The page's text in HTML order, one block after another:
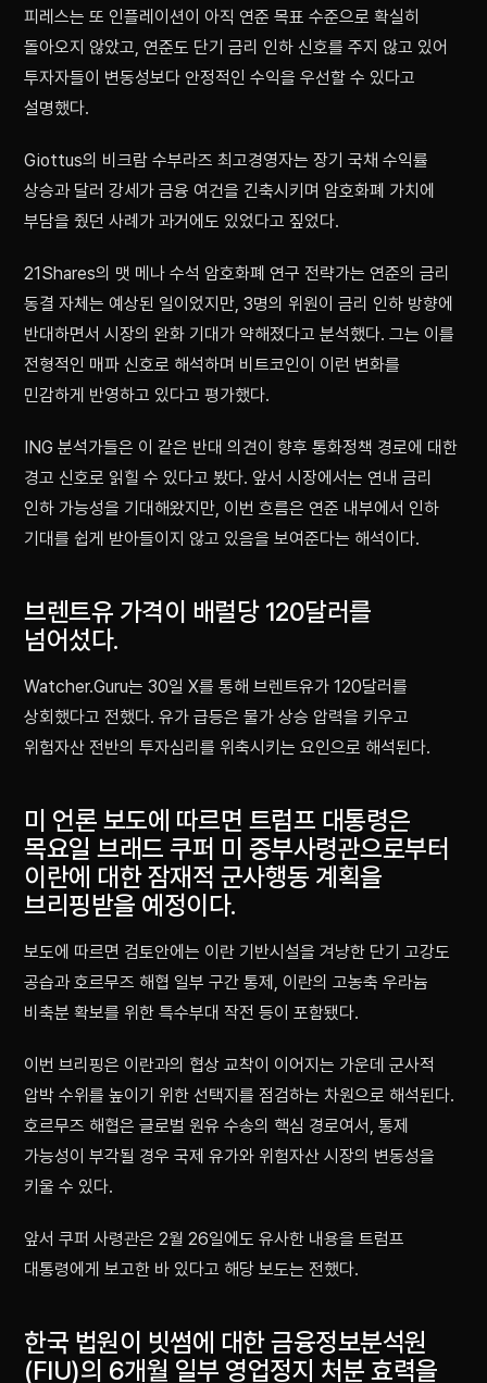
피레스는 또 인플레이션이 아직 연준 목표 수준으로 확실히
돌아오지 않았고, 연준도 단기 금리 인하 신호를 주지 않고 있어
투자자들이 변동성보다 안정적인 수익을 우선할 수 있다고
설명했다.
Giottus의 비크람 수부라즈 최고경영자는 장기 국채 수익률
상승과 달러 강세가 금융 여건을 긴축시키며 암호화폐 가치에
부담을 줬던 사례가 과거에도 있었다고 짚었다.
21Shares의 맷 메나 수석 암호화폐 연구 전략가는 연준의 금리
동결 자체는 예상된 일이었지만, 3명의 위원이 금리 인하 방향에
반대하면서 시장의 완화 기대가 약해졌다고 분석했다. 그는 이를
전형적인 매파 신호로 해석하며 비트코인이 이런 변화를
민감하게 반영하고 있다고 평가했다.
ING 분석가들은 이 같은 반대 의견이 향후 통화정책 경로에 대한
경고 신호로 읽힐 수 있다고 봤다. 앞서 시장에서는 연내 금리
인하 가능성을 기대해왔지만, 이번 흐름은 연준 내부에서 인하
기대를 쉽게 받아들이지 않고 있음을 보여준다는 해석이다.
브렌트유 가격이 배럴당 120달러를
넘어섰다.
Watcher.Guru는 30일 X를 통해 브렌트유가 120달러를
상회했다고 전했다. 유가 급등은 물가 상승 압력을 키우고
위험자산 전반의 투자심리를 위축시키는 요인으로 해석된다.
미 언론 보도에 따르면 트럼프 대통령은
목요일 브래드 쿠퍼 미 중부사령관으로부터
이란에 대한 잠재적 군사행동 계획을
브리핑받을 예정이다.
보도에 따르면 검토안에는 이란 기반시설을 겨냥한 단기 고강도
공습과 호르무즈 해협 일부 구간 통제, 이란의 고농축 우라늄
비축분 확보를 위한 특수부대 작전 등이 포함됐다.
이번 브리핑은 이란과의 협상 교착이 이어지는 가운데 군사적
압박 수위를 높이기 위한 선택지를 점검하는 차원으로 해석된다.
호르무즈 해협은 글로벌 원유 수송의 핵심 경로여서, 통제
가능성이 부각될 경우 국제 유가와 위험자산 시장의 변동성을
키울 수 있다.
앞서 쿠퍼 사령관은 2월 26일에도 유사한 내용을 트럼프
대통령에게 보고한 바 있다고 해당 보도는 전했다.
한국 법원이 빗썸에 대한 금융정보분석원
(FIU)의 6개월 일부 영업정지 처분 효력을